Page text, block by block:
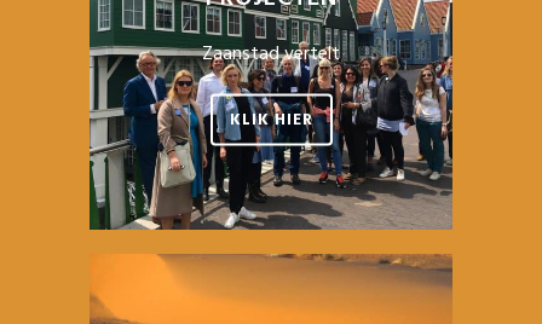
Zaanstad vertelt
KLIK HIER